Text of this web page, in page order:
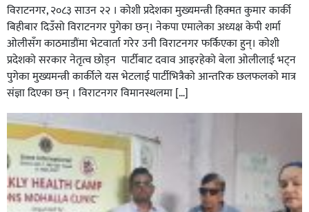
विराटनगर, २०८३ साउन २२ । कोशी प्रदेशका मुख्यमन्त्री हिक्मत कुमार कार्की
बिहीबार दिउँसो विराटनगर पुगेका छन्। नेकपा एमालेका अध्यक्ष केपी शर्मा
ओलीसँग काठमाडौंमा भेटवार्ता गरेर उनी विराटनगर फर्किएका हुन्। काेशी
प्रदेशकाे सरकार नेतृत्व छाेड्न पार्टीबाट दवाव आइरहेकाे बेला ओलीलाई भट्न
पुगेका मुख्यमन्त्री कार्कीले यस भेटलाई पार्टीभित्रैको आन्तरिक छलफलकाे मात्र
संज्ञा दिएका छन् । विराटनगर विमानस्थलमा […]